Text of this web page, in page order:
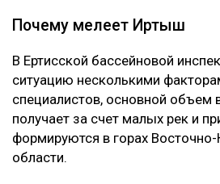
Почему мелеет Иртыш
В Ертисской бассейновой
ситуацию несколькими
специалистов, основной
получает за счет малых рек и
формируются в горах Восточно-
области.